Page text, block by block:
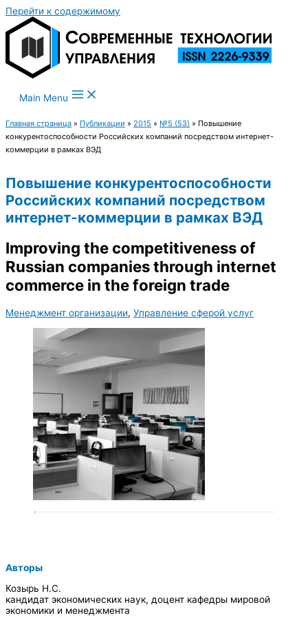
Перейти к содержимому
Main Menu
Главная страница » Публикации » 2015 » №5 (53) » Повышение
конкурентоспособности Российских компаний посредством интернет-
коммерции в рамках ВЭД
Повышение конкурентоспособности
Российских компаний посредством
интернет-коммерции в рамках ВЭД
Improving the competitiveness of
Russian companies through internet
commerce in the foreign trade
Менеджмент организации, Управление сферой услуг
Авторы
Козырь Н.С.
кандидат экономических наук, доцент кафедры мировой
экономики и менеджмента